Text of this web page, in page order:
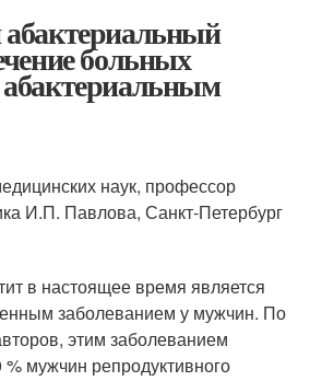
больных
наук, профессор
И.П. Павлова, Санкт-Петербург
в настоящее время является
заболеванием у мужчин. По
этим заболеванием
мужчин репродуктивного